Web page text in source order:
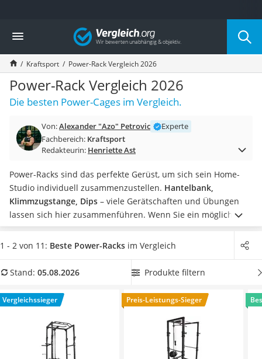
Die beliebtesten Vergleiche nach Kategorie
Freizeit & Sport
Gartentrampolin
Trampolin
Metalldetektor
Eufab-Fahrradträger
Trampolin 366 cm
Aluminium-Koffer
Futterboot
E-Bike-Dreirad
Trekkingschuhe Herren
Reisetasche mit Rollen
Klimmzugstation
Koffer
Nachtsichtgerät
Handgepäck-Koffer
Wanderschuhe Herren
Sicherheitsweste Reiten
Vergleich
Kraftsport Power-Rack Vergleich 2026
Power-Rack Vergleich 2026
Die besten Power-Cages im Vergleich.
Von:Alexander "Azo" Petrovic
Experte
Fachbereich: Kraftsport
Redakteurin: Henriette Ast
Power-Racks sind das perfekte Gerüst, um sich sein Home-
Studio individuell zusammenzustellen. Hantelbank,
Klimmzugstange, Dips – viele Gerätschaften und Übungen
lassen sich hier zusammenführen. Wenn Sie ein möglichst
abwechslungsreiches Training anstreben, sollten Sie beim
Kauf auchdarauf achten, dass ein Latzug integriert ist
ankommt? Besuchen Sie jetzt unsere Test- bzw.
Universalgeräten! Überzeugt hat uns hier im August 2026
besonders das Modell
Fitengine Power Rack* mit seinen
Eigenschaften.
1 - 2 von 11: Beste Power-Racks im Vergleich
Stand: 05.08.2026 Produkte filtern
Vergleichssieger Preis-Leistungs-Sieger